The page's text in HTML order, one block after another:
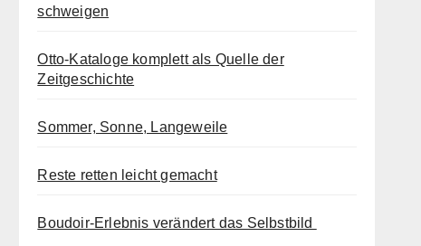
schweigen
Otto-Kataloge komplett als Quelle der
Zeitgeschichte
Sommer, Sonne, Langeweile
Reste retten leicht gemacht
Boudoir-Erlebnis verändert das Selbstbild